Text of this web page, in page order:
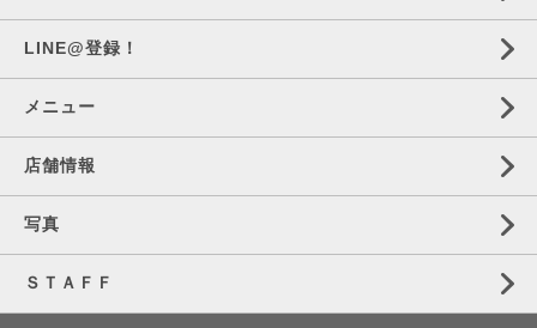
LINE@登録！
メニュー
店舗情報
写真
ＳＴＡＦＦ